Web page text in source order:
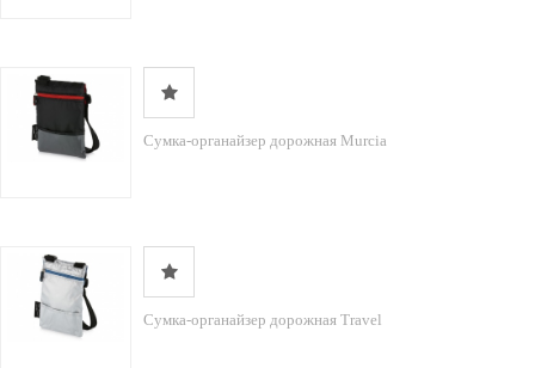
Сумка-органайзер дорожная Murcia
Сумка-органайзер дорожная Travel